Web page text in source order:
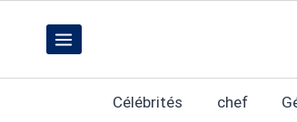
content
Célébrités chef